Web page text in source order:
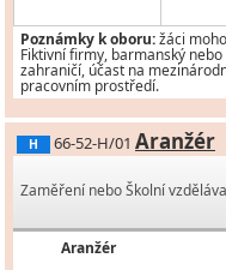
Poznámky k oboru:žáci
Fiktivní firmy, barmanský
zahraničí, účast na
pracovním prostředí.
H 66-52-H/01 Aranžér
Zaměření nebo Školní
Aranžér